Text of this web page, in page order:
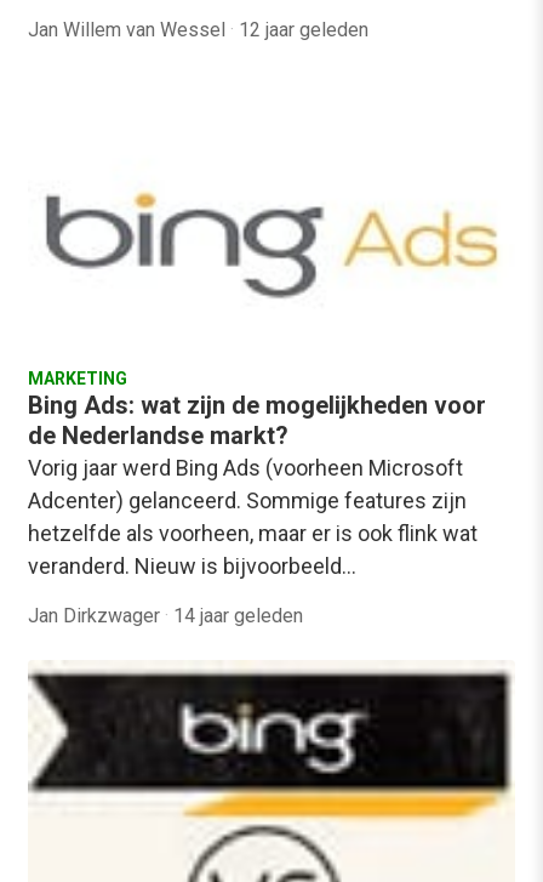
Jan Willem van Wessel · 12 jaar geleden
MARKETING
Bing Ads: wat zijn de mogelijkheden voor
de Nederlandse markt?
Vorig jaar werd Bing Ads (voorheen Microsoft
Adcenter) gelanceerd. Sommige features zijn
hetzelfde als voorheen, maar er is ook flink wat
veranderd. Nieuw is bijvoorbeeld…
Jan Dirkzwager · 14 jaar geleden